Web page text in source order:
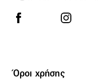
Όροι χρήσης